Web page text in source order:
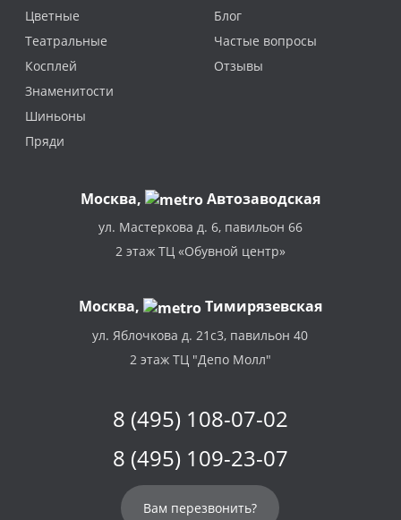
Цветные
Театральные
Косплей
Знаменитости
Шиньоны
Пряди
Блог
Частые вопросы
Отзывы
Москва, Автозаводская
ул. Мастеркова д. 6, павильон 66
2 этаж ТЦ «Обувной центр»
Москва, Тимирязевская
ул. Яблочкова д. 21с3, павильон 40
2 этаж ТЦ "Депо Молл"
8 (495) 108-07-02
8 (495) 109-23-07
Вам перезвонить?